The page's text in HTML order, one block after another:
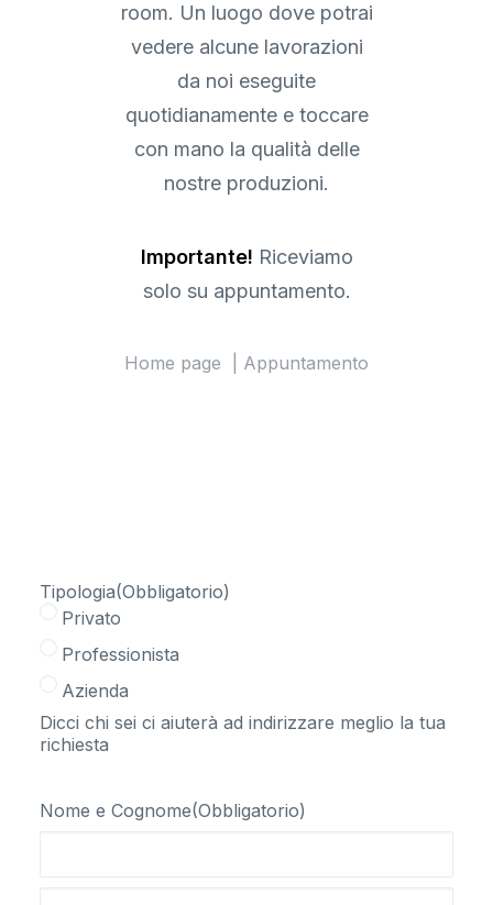
room. Un luogo dove potrai
vedere alcune lavorazioni
da noi eseguite
quotidianamente e toccare
con mano la qualità delle
nostre produzioni.
Importante! Riceviamo
solo su appuntamento.
Home page Appuntamento
Tipologia(Obbligatorio)
Privato
Professionista
Azienda
Dicci chi sei ci aiuterà ad indirizzare meglio la tua
richiesta
Nome e Cognome(Obbligatorio)